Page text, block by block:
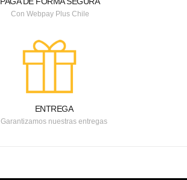
Con Webpay Plus Chile
ENTREGA
Garantizamos nuestras entregas